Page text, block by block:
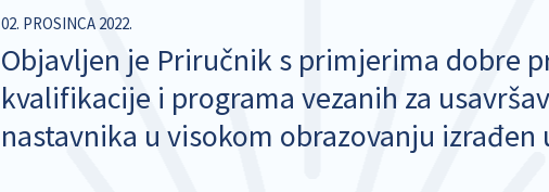
02. PROSINCA 2022.
Objavljen je Priručnik s primjerima dobre
kvalifikacije i programa vezanih za
nastavnika u visokom obrazovanju izrađen